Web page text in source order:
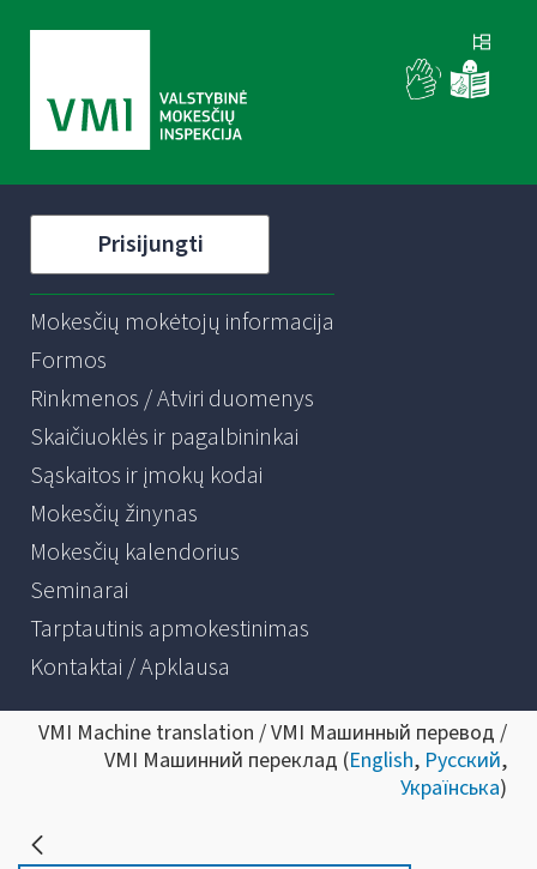
Prisijungti
Mokesčių mokėtojų informacija
Formos
Rinkmenos / Atviri duomenys
Skaičiuoklės ir pagalbininkai
Sąskaitos ir įmokų kodai
Mokesčių žinynas
Mokesčių kalendorius
Seminarai
Tarptautinis apmokestinimas
Kontaktai / Apklausa
VMI Machine translation / VMI Машинный перевод /
VMI Машинний переклад (English, Русский,
Українська)